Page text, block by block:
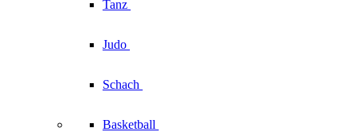
Tanz
Judo
Schach
Basketball